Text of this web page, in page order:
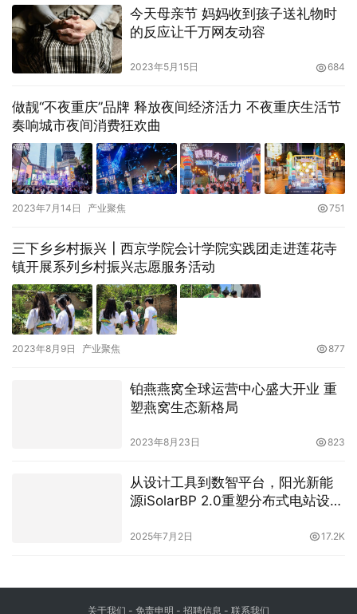
今天母亲节 妈妈收到孩子送礼物时
的反应让千万网友动容
2023年5月15日 684
做靓“不夜重庆”品牌 释放夜间经济活力 不夜重庆生活节
奏响城市夜间消费狂欢曲
2023年7月14日 产业聚焦 751
三下乡乡村振兴┃西京学院会计学院实践团走进莲花寺
镇开展系列乡村振兴志愿服务活动
2023年8月9日 产业聚焦 877
铂燕燕窝全球运营中心盛大开业 重
塑燕窝生态新格局
2023年8月23日 823
从设计工具到数智平台，阳光新能
源iSolarBP 2.0重塑分布式电站设计
2025年7月2日 17.2K
关于我们 - 免责申明 - 招聘信息 - 联系我们